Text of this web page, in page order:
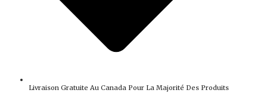
Livraison Gratuite Au Canada Pour La Majorité Des Produits